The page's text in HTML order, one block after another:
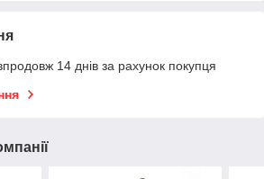
14 днів за рахунок покупця